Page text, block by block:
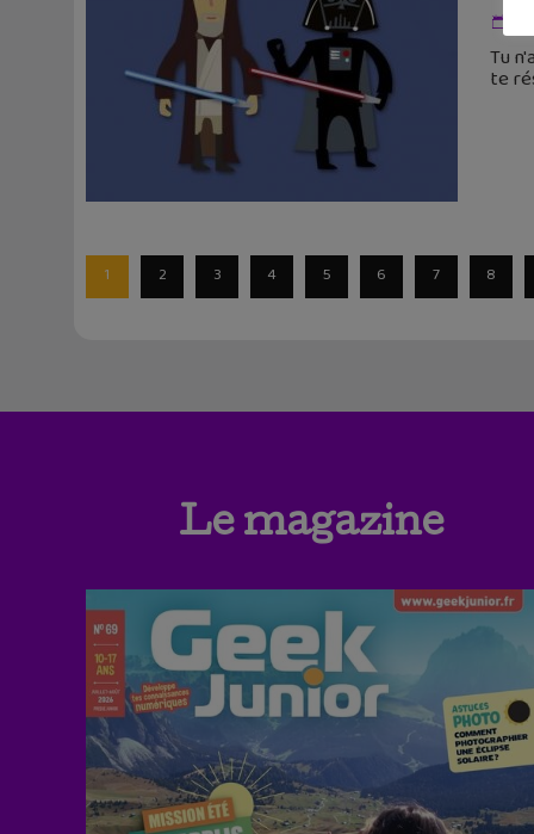
Tu
te
1 2 3 4 5 6 7 8
Le magazine